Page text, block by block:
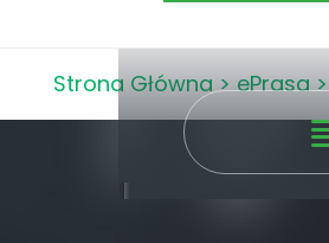
Strona Główna > ePrasa >